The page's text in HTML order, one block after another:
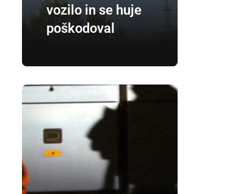
vozilo in se huje
poškodoval